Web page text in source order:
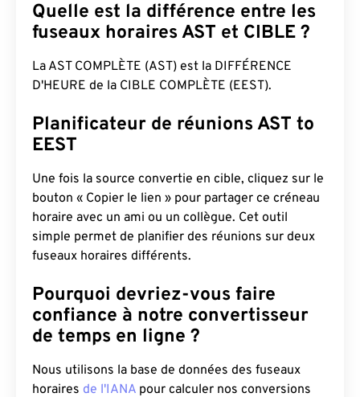
Quelle est la différence entre les
fuseaux horaires AST et CIBLE ?
La AST COMPLÈTE (AST) est la DIFFÉRENCE
D'HEURE de la CIBLE COMPLÈTE (EEST).
Planificateur de réunions AST to
EEST
Une fois la source convertie en cible, cliquez sur le
bouton « Copier le lien » pour partager ce créneau
horaire avec un ami ou un collègue. Cet outil
simple permet de planifier des réunions sur deux
fuseaux horaires différents.
Pourquoi devriez-vous faire
confiance à notre convertisseur
de temps en ligne ?
Nous utilisons la base de données des fuseaux
horaires de l'IANA pour calculer nos conversions